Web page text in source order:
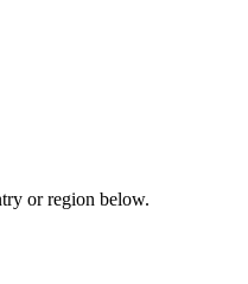
or region below.